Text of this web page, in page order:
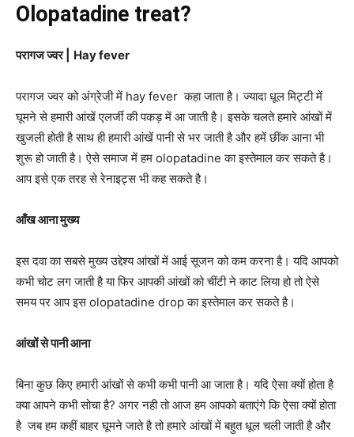
Olopatadine treat?
परागजज्वर Hay fever
परागज ज्वर को अंग्रेजी में hay fever कहा जाता है। ज्यादा धूल मिट्टी में
घूमने से हमारी आंखें एलर्जी की पकड़ में आ जाती है। इसके चलते हमारे आंखों में
खुजली होती है साथ ही हमारी आंखें पानी से भर जाती है और हमें छींक आना भी
शुरू हो जाती है। ऐसे समाज में हम olopatadine का इस्तेमाल कर सकते है।
आप इसे एक तरह से रेनाइट्स भी कह सकते है।
आँखआनामुख्य
इस दवा का सबसे मुख्य उद्देश्य आंखों में आई सूजन को कम करना है। यदि आपको
कभी चोट लग जाती है या फिर आपकी आंखों को चींटी ने काट लिया हो तो ऐसे
समय पर आप इस olopatadine drop का इस्तेमाल कर सकते है।
आंखोंसेपानीआना
बिना कुछ किए हमारी आंखों से कभी कभी पानी आ जाता है। यदि ऐसा क्यों होता है
क्या आपने कभी सोचा है? अगर नही तो आज हम आपको बताएंगे कि ऐसा क्यों होता
है जब हम कहीं बाहर घूमने जाते है तो हमारे आंखों में बहुत धूल चली जाती है और